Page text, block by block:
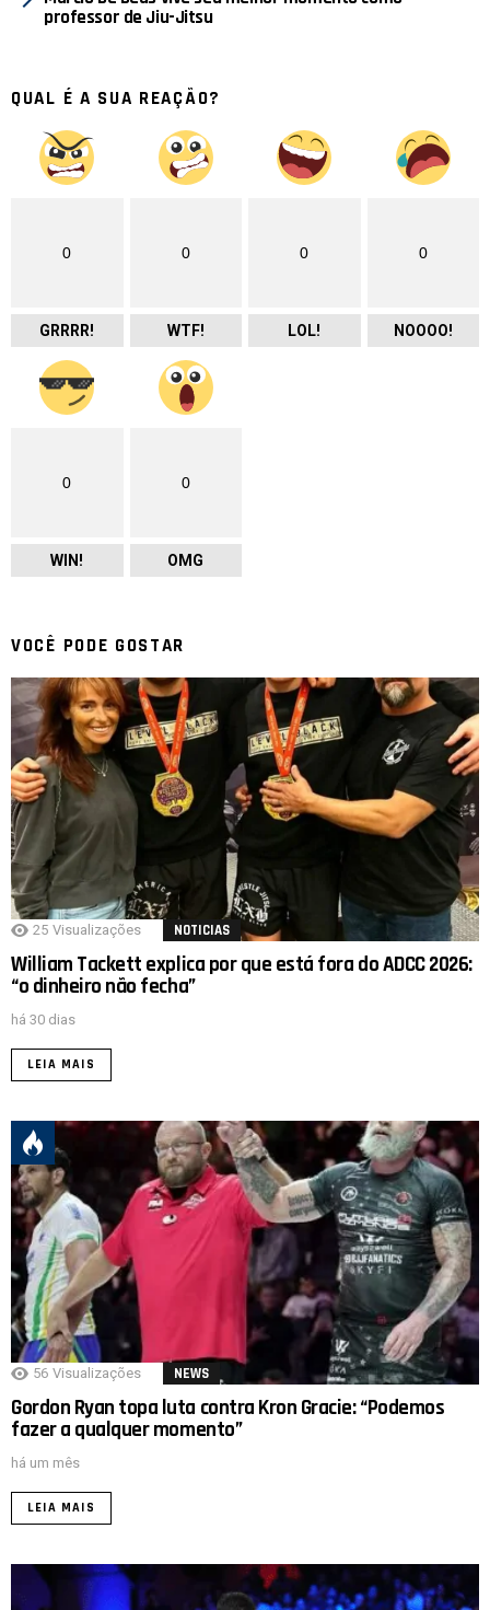
professor de Jiu-Jitsu
QUAL É A SUA REAÇÃO?
0
GRRRR!
0
WTF!
0
LOL!
0
NOOOO!
0
WIN!
0
OMG
VOCÊ PODE GOSTAR
25 Visualizações NOTICIAS
William Tackett explica por que está fora do ADCC 2026:
“o dinheiro não fecha”
há 30 dias
LEIA MAIS
56 Visualizações NEWS
Gordon Ryan topa luta contra Kron Gracie: “Podemos
fazer a qualquer momento”
há um mês
LEIA MAIS